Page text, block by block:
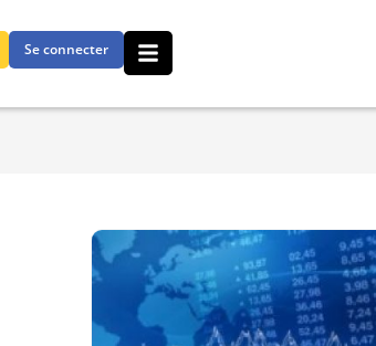
Se connecter